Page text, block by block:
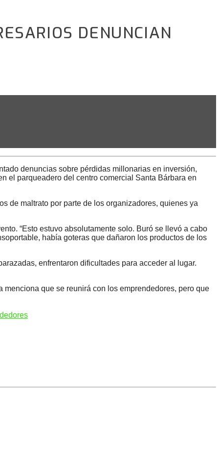
DENUNCIAN
denuncias sobre pérdidas millonarias en inversión,
el parqueadero del centro comercial Santa Bárbara en
de maltrato por parte de los organizadores, quienes ya
“Esto estuvo absolutamente solo. Buró se llevó a cabo
había goteras que dañaron los productos de los
enfrentaron dificultades para acceder al lugar.
que se reunirá con los emprendedores, pero que